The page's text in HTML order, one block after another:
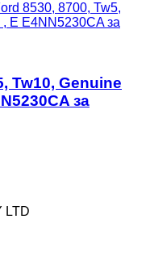
8530, 8700, Tw5,
E E4NN5230CA за
Tw10, Genuine
за
LTD